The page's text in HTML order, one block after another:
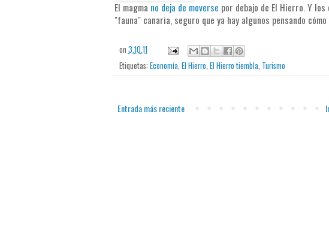
El magma no deja de moverse por debajo de El Hierro. Y
"fauna" canaria, seguro que ya hay algunos pensando
on 3.10.11
Etiquetas: Economía, El Hierro, El Hierro tiembla, Turismo
Entrada más reciente